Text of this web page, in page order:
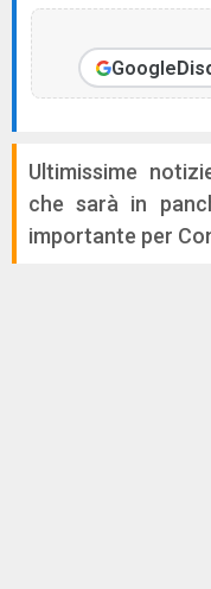
Google
Ultimissime
che sarà in
importante per